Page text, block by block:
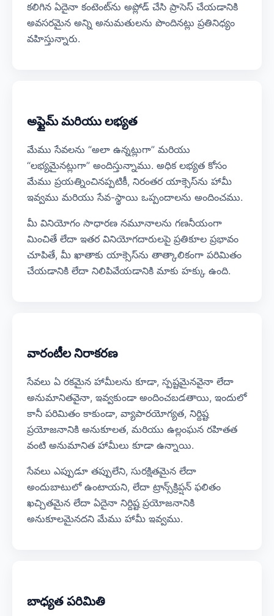
కలిగిన ఏదైనా కంటెంట్‌ను అప్లోడ్ చేసి ప్రాసెస్ చేయడానికి
అవసరమైన అన్ని అనుమతులను పొందినట్లు ప్రతినిధ్యం
వహిస్తున్నారు.
అప్టైమ్ మరియు లభ్యత
మేము సేవలను “అలా ఉన్నట్లుగా” మరియు
“లభ్యమైనట్లుగా” అందిస్తున్నాము. అధిక లభ్యత కోసం
మేము ప్రయత్నించినప్పటికీ, నిరంతర యాక్సెస్‌ను హామీ
ఇవ్వము మరియు సేవ-స్థాయి ఒప్పందాలను అందించము.
మీ వినియోగం సాధారణ నమూనాలను గణనీయంగా
మించితే లేదా ఇతర వినియోగదారులపై ప్రతికూల ప్రభావం
చూపితే, మీ ఖాతాకు యాక్సెస్‌ను తాత్కాలికంగా పరిమితం
చేయడానికి లేదా నిలిపివేయడానికి మాకు హక్కు ఉంది.
వారంటీల నిరాకరణ
సేవలు ఏ రకమైన హామీలను కూడా, స్పష్టమైనవైనా లేదా
అనుమానితవైనా, ఇవ్వకుండా అందించబడతాయి, ఇందులో
కానీ పరిమితం కాకుండా, వ్యాపారయోగ్యత, నిర్దిష్ట
ప్రయోజనానికి అనుకూలత, మరియు ఉల్లంఘన రహితత
వంటి అనుమానిత హామీలు కూడా ఉన్నాయి.
సేవలు ఎప్పుడూ తప్పులేని, సురక్షితమైన లేదా
అందుబాటులో ఉంటాయని, లేదా ట్రాన్స్‌క్రిప్షన్ ఫలితం
ఖచ్చితమైన లేదా ఏదైనా నిర్దిష్ట ప్రయోజనానికి
అనుకూలమైనదని మేము హామీ ఇవ్వము.
బాధ్యత పరిమితి